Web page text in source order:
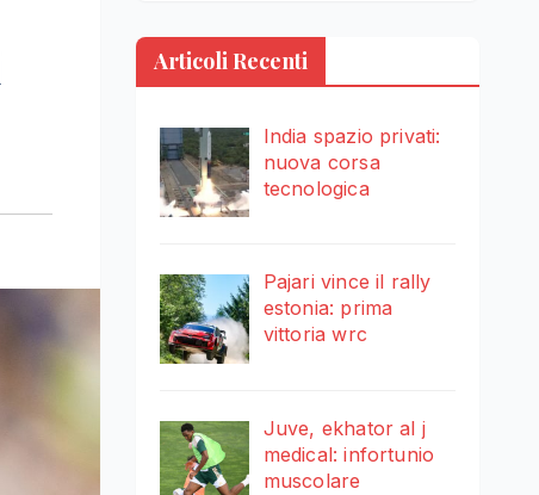
Articoli Recenti
India spazio privati:
nuova corsa
tecnologica
Pajari vince il rally
estonia: prima
vittoria wrc
Juve, ekhator al j
medical: infortunio
muscolare